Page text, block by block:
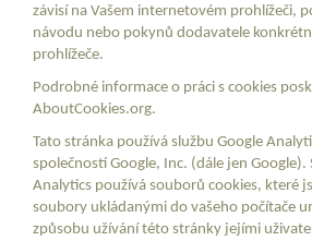
závisí na Vašem internetovém prohlížeči,
návodu nebo pokynů dodavatele
prohlížeče.
Podrobné informace o práci s cookies
AboutCookies.org.
Tato stránka používá službu Google
společností Google, Inc. (dále jen Google).
Analytics používá souborů cookies, které
soubory ukládanými do vašeho počítače
způsobu užívání této stránky jejími